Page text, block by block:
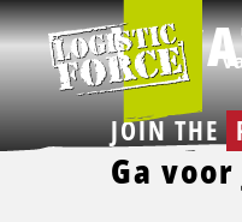
Logistic
Force
JOIN THE
Ga